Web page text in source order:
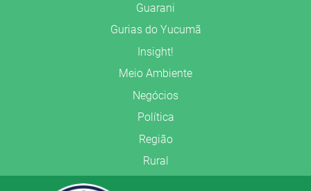
Guarani
Gurias do Yucumã
Insight!
Meio Ambiente
Negócios
Política
Região
Rural